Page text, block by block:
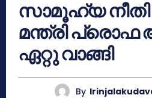
സാമൂഹ്യ നീതി
മന്ത്രി പ്രൊഫ
ഏറ്റു വാങ്ങി
By